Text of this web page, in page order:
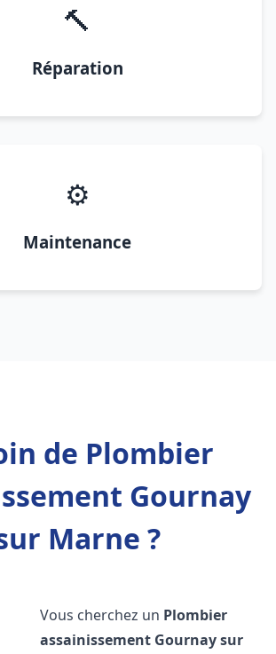
🔨
Réparation
⚙️
Maintenance
de Plombier
Gournay
Marne ?
Vous cherchez un Plombier
assainissement Gournay sur